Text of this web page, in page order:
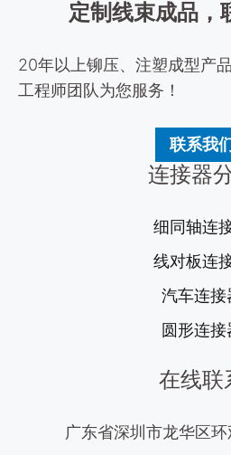
定制线束成品，
20年以上铆压、注塑成型产
工程师团队为您服务！
联系我
连接器
细同轴连
线对板连
汽车连接
圆形连接
在线联
广东省深圳市龙华区